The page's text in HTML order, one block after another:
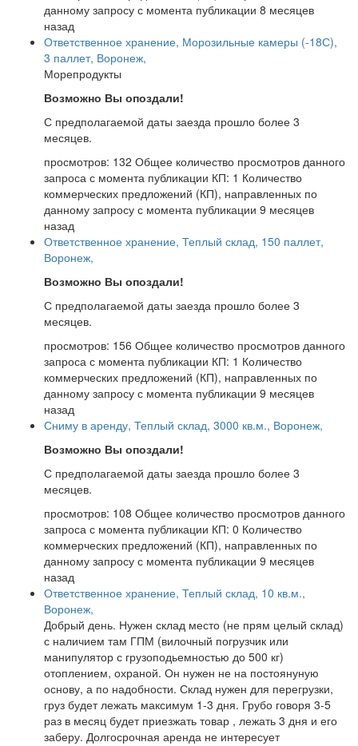
данному запросу с момента публикации 8 месяцев
назад
Ответственное хранение, Морозильные камеры (-18С),
3 паллет, Воронеж,
Морепродукты
Возможно Вы опоздали!
С предполагаемой даты заезда прошло более 3
месяцев.
просмотров: 132 Общее количество просмотров данного
запроса с момента публикации КП: 1 Количество
коммерческих предложений (КП), направленных по
данному запросу с момента публикации 9 месяцев
назад
Ответственное хранение, Теплый склад, 150 паллет,
Воронеж,
Возможно Вы опоздали!
С предполагаемой даты заезда прошло более 3
месяцев.
просмотров: 156 Общее количество просмотров данного
запроса с момента публикации КП: 1 Количество
коммерческих предложений (КП), направленных по
данному запросу с момента публикации 9 месяцев
назад
Сниму в аренду, Теплый склад, 3000 кв.м., Воронеж,
Возможно Вы опоздали!
С предполагаемой даты заезда прошло более 3
месяцев.
просмотров: 108 Общее количество просмотров данного
запроса с момента публикации КП: 0 Количество
коммерческих предложений (КП), направленных по
данному запросу с момента публикации 9 месяцев
назад
Ответственное хранение, Теплый склад, 10 кв.м.,
Воронеж,
Добрый день. Нужен склад место (не прям целый склад)
с наличием там ГПМ (вилочный погрузчик или
манипулятор с грузоподьемностью до 500 кг)
отоплением, охраной. Он нужен не на постоянуную
основу, а по надобности. Склад нужен для перегрузки,
груз будет лежать максимум 1-3 дня. Грубо говоря 3-5
раз в месяц будет приезжать товар , лежать 3 дня и его
заберу. Долгосрочная аренда не интересует